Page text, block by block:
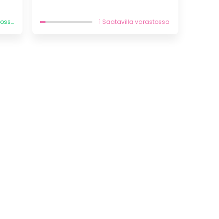
11 Saatavilla varastossa 1 Saatavilla varastossa